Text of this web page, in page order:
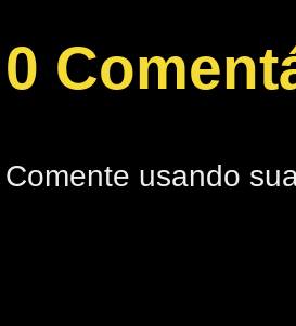
0
Comente usando